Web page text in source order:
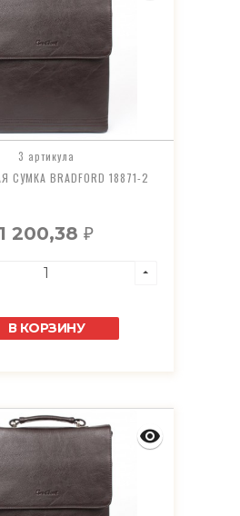
3 артикула
СУМКА BRADFORD 18871-2
1 200,38₽
В КОРЗИНУ